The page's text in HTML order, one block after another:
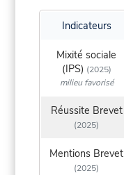
Indicateurs
Mixité sociale
(IPS) (2025)
milieu favorisé
Réussite Brevet
(2025)
Mentions Brevet
(2025)